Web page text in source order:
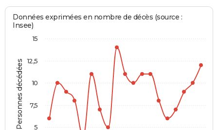
Personnes décédées
Données exprimées en nombre de décès (source :
Insee)
5
7,5
10
12,5
15